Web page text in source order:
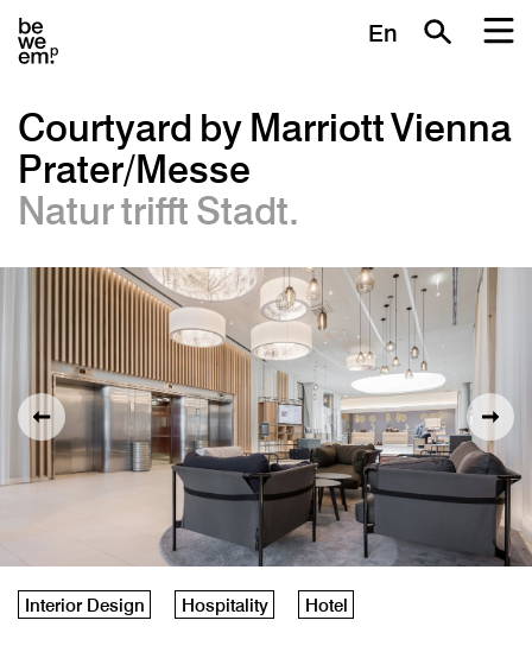
En
Courtyard by Marriott Vienna
Prater/Messe
Natur trifft Stadt.
Interior Design Hospitality Hotel